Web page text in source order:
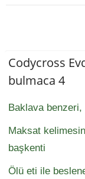
Codycross
bulmaca 4
Baklava benzeri,
Maksat
başkenti
Ölü eti ile